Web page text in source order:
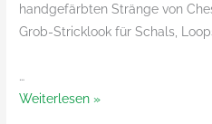
handgefärbten Stränge von
Grob-Stricklook für Schals,
…
Super
Weiterlesen »